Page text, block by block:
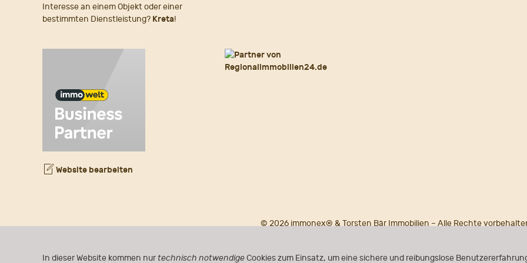
In dieser Website kommen nurtechnisch notwendigeCookies zum Einsatz, um eine sichere und reibungslose
Interesse an einem Objekt oder einer
bestimmten Dienstleistung? Kreta!
Website bearbeiten
© 2026 immonex® & Torsten Bär Immobilien – Alle Rechte